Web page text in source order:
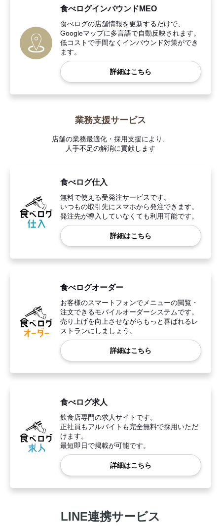
食べログインバウンドMEO
食べログの店舗情報を更新するだけで、
Googleマップに多言語で自動反映されます。
低コストで手間なくインバウンド対策ができ
ます。
詳細はこちら
業務支援サービス
店舗の業務最適化・採用支援により、
人手不足の解消に貢献します
食べログ仕入
無料で使える受発注サービスです。
いつもの取引先にスマホから発注できます。
発注先が導入していなくても利用可能です。
詳細はこちら
食べログオーダー
お客様のスマートフォンでメニューの閲覧・
注文できるモバイルオーダーシステムです。
売り上げを向上させながらもっと喜ばれるレ
ストランにしましょう。
詳細はこちら
食べログ求人
飲食店専門の求人サイトです。
正社員もアルバイトも完全無料で採用いただ
けます。
最短即日で掲載が可能です。
詳細はこちら
LINE連携サービス